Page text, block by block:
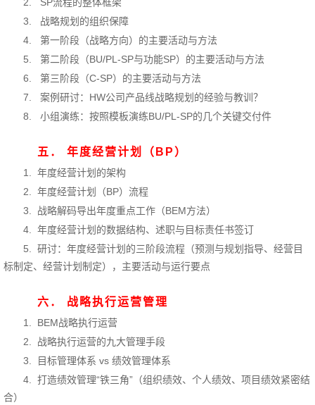
2.
SP流程的整体框架
3.
战略规划的组织保障
4.
第一阶段（战略方向）的主要活动与方法
5.
第二阶段（BU/PL-SP与功能SP）的主要活动与方法
6.
第三阶段（C-SP）的主要活动与方法
7.
案例研讨：HW公司产品线战略规划的经验与教训？
8.
小组演练：按照模板演练BU/PL-SP的几个关键交付件
五． 年度经营计划（BP）
1. 年度经营计划的架构
2. 年度经营计划（BP）流程
3.
战略解码导出年度重点工作（BEM方法）
4. 年度经营计划的数据结构、述职与目标责任书签订
5. 研讨：年度经营计划的三阶段流程（预测与规划指导、经营目
标制定、经营计划制定），主要活动与运行要点
六． 战略执行运营管理
1.
BEM战略执行运营
2.
战略执行运营的九大管理手段
3.
目标管理体系 vs 绩效管理体系
4. 打造绩效管理“铁三角”（组织绩效、个人绩效、项目绩效紧密结
合）